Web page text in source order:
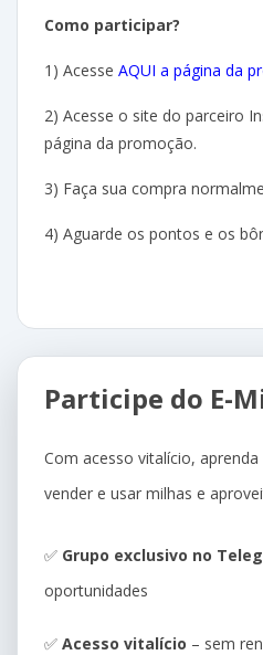
Como participar?
1) Acesse AQUI a página da
2) Acesse o site do parceiro
página da promoção.
3) Faça sua compra
4) Aguarde os pontos e os
Participe do E-
Com acesso vitalício,
vender e usar milhas e
✅ Grupo exclusivo no
oportunidades
✅ Acesso vitalício – sem